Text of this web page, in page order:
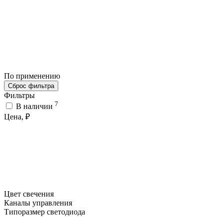
По применению
Сброс фильтра
Фильтры
В наличии 7
Цена, ₽
Цвет свечения
Каналы управления
Типоразмер светодиода